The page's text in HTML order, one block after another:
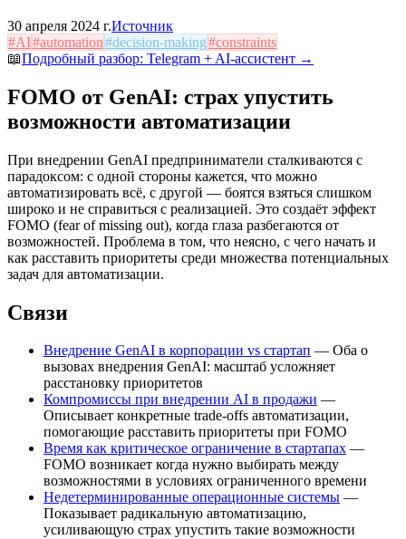
30 апреля 2024 г.Источник
#AI#automation#decision-making#constraints
📖Подробный разбор: Telegram + AI-ассистент →
FOMO от GenAI: страх упустить
возможности автоматизации
При внедрении GenAI предприниматели сталкиваются с
парадоксом: с одной стороны кажется, что можно
автоматизировать всё, с другой — боятся взяться слишком
широко и не справиться с реализацией. Это создаёт эффект
FOMO (fear of missing out), когда глаза разбегаются от
возможностей. Проблема в том, что неясно, с чего начать и
как расставить приоритеты среди множества потенциальных
задач для автоматизации.
Связи
Внедрение GenAI в корпорации vs стартап — Оба о
вызовах внедрения GenAI: масштаб усложняет
расстановку приоритетов
Компромиссы при внедрении AI в продажи —
Описывает конкретные trade-offs автоматизации,
помогающие расставить приоритеты при FOMO
Время как критическое ограничение в стартапах —
FOMO возникает когда нужно выбирать между
возможностями в условиях ограниченного времени
Недетерминированные операционные системы —
Показывает радикальную автоматизацию,
усиливающую страх упустить такие возможности